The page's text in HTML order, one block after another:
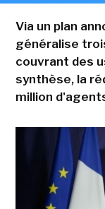
Via un plan
généralise
couvrant des
synthèse, la
million